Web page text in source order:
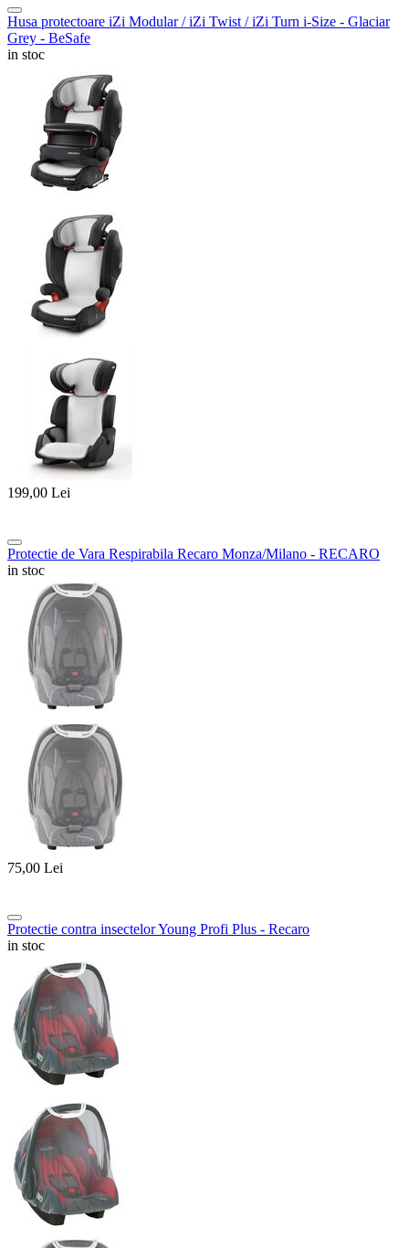
Husa protectoare iZi Modular / iZi Twist / iZi Turn i-Size - Glaciar
Grey - BeSafe
in stoc
199,00 Lei
Protectie de Vara Respirabila Recaro Monza/Milano - RECARO
in stoc
75,00 Lei
Protectie contra insectelor Young Profi Plus - Recaro
in stoc